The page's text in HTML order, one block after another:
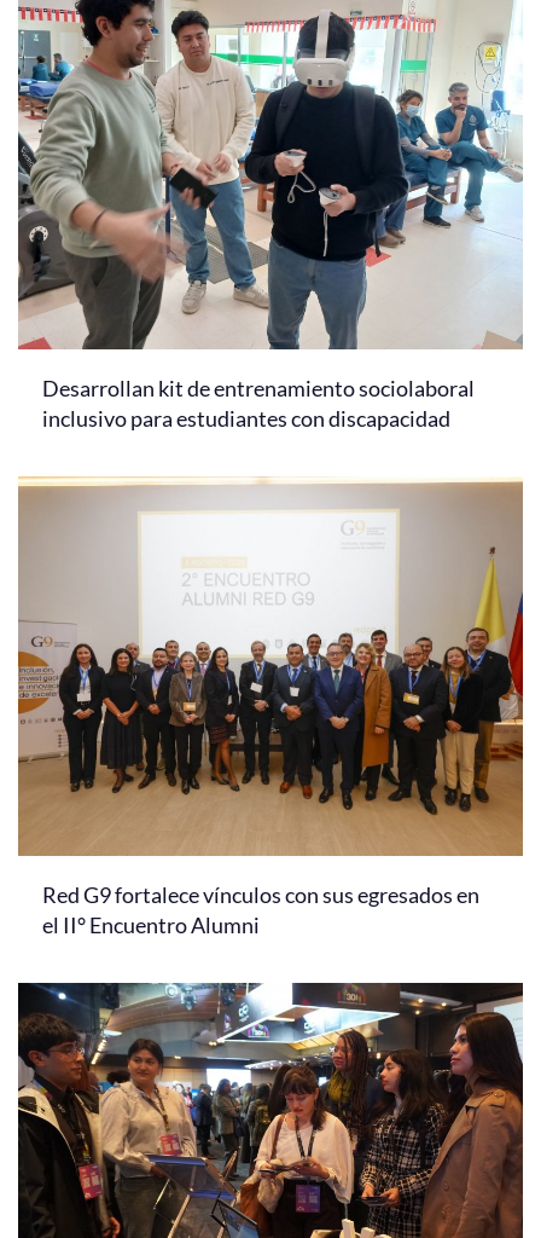
Desarrollan kit de entrenamiento sociolaboral
inclusivo para estudiantes con discapacidad
Red G9 fortalece vínculos con sus egresados en
el II° Encuentro Alumni